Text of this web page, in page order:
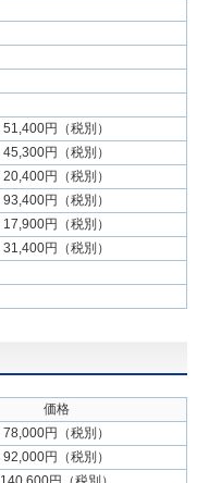
51,400円（税別）
45,300円（税別）
20,400円（税別）
93,400円（税別）
17,900円（税別）
31,400円（税別）
価格
78,000円（税別）
92,000円（税別）